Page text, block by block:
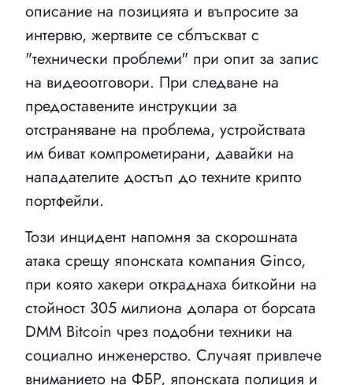
описание на позицията и въпросите за
интервю, жертвите се сблъскват с
"технически проблеми" при опит за запис
на видеоотговори. При следване на
предоставените инструкции за
отстраняване на проблема, устройствата
им биват компрометирани, давайки на
нападателите достъп до техните крипто
портфейли.
Този инцидент напомня за скорошната
атака срещу японската компания Ginco,
при която хакери откраднаха биткойни на
стойност 305 милиона долара от борсата
DMM Bitcoin чрез подобни техники на
социално инженерство. Случаят привлече
вниманието на ФБР, японската полиция и